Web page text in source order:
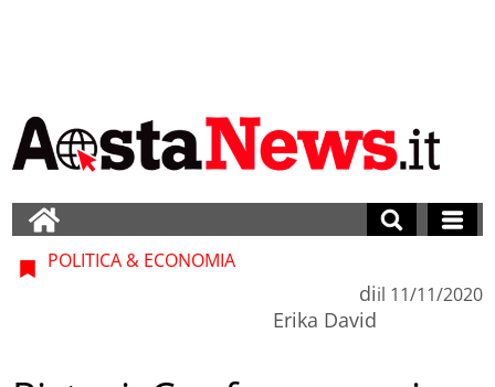
POLITICA & ECONOMIA
di
Erika David
il 11/11/2020